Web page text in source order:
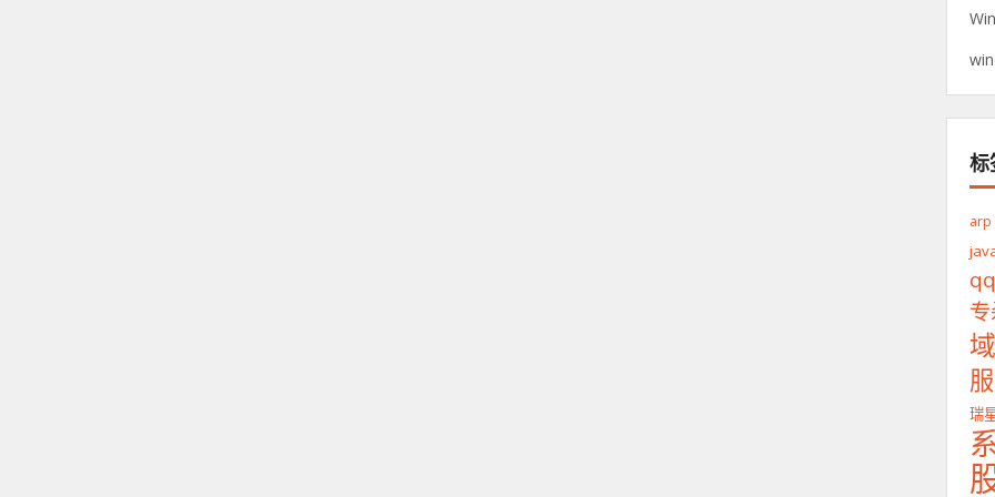
标
arp
qq
瑞